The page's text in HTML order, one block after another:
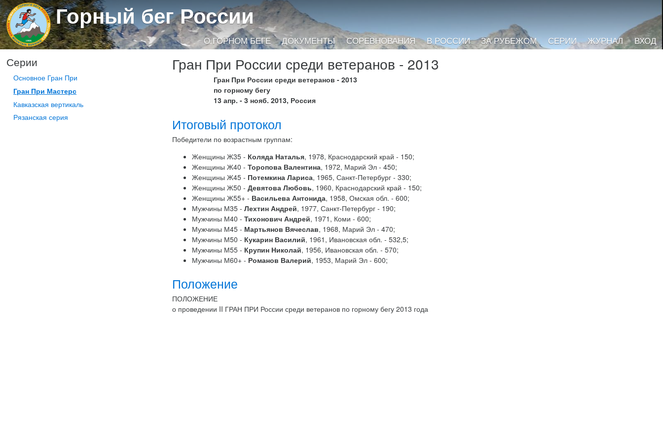
Горный бег России
О ГОРНОМ БЕГЕ ДОКУМЕНТЫ СОРЕВНОВАНИЯ В РОССИИ ЗА РУБЕЖОМ СЕРИИ ЖУРНАЛ ВХОД
Серии
Основное Гран При
Гран При Мастерс
Кавказская вертикаль
Рязанская серия
Гран При России среди ветеранов - 2013
Гран При России среди ветеранов - 2013
по горному бегу
13 апр. - 3 нояб. 2013, Россия
Итоговый протокол
Победители по возрастным группам:
Женщины Ж35 - Коляда Наталья, 1978, Краснодарский край - 150;
Женщины Ж40 -Торопова Валентина, 1972, Марий Эл - 450;
Женщины Ж45 - Потемкина Лариса, 1965, Санкт-Петербург - 330;
Женщины Ж50 -Девятова Любовь, 1960, Краснодарский край - 150;
Женщины Ж55+ - Васильева Антонида, 1958, Омская обл. - 600;
Мужчины М35 -Лехтин Андрей, 1977, Санкт-Петербург - 190;
Мужчины М40 -Тихонович Андрей, 1971, Коми - 600;
Мужчины М45 - Мартьянов Вячеслав, 1968, Марий Эл - 470;
Мужчины М50 - Кукарин Василий, 1961, Ивановская обл. - 532,5;
Мужчины М55 - Крупин Николай, 1956, Ивановская обл. - 570;
Мужчины М60+ - Романов Валерий, 1953, Марий Эл - 600;
Положение
ПОЛОЖЕНИЕ
о проведении II ГРАН ПРИ России среди ветеранов по горному бегу 2013 года